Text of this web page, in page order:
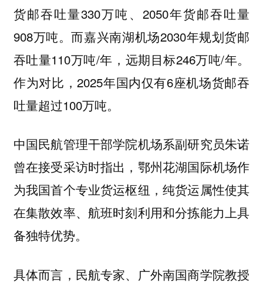
货邮吞吐量330万吨、2050年货邮吞吐量
908万吨。而嘉兴南湖机场2030年规划货邮
吞吐量110万吨/年，远期目标246万吨/年。
作为对比，2025年国内仅有6座机场货邮吞
吐量超过100万吨。
中国民航管理干部学院机场系副研究员朱诺
曾在接受采访时指出，鄂州花湖国际机场作
为我国首个专业货运枢纽，纯货运属性使其
在集散效率、航班时刻利用和分拣能力上具
备独特优势。
具体而言，民航专家、广外南国商学院教授